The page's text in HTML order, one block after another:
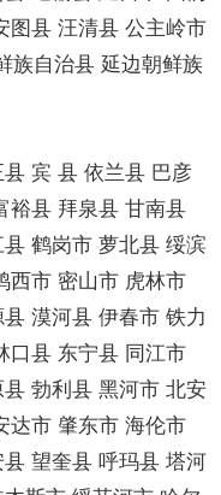
图县 汪清县 公主岭市
族自治县 延边朝鲜族
宾 县 依兰县 巴彦
裕县 拜泉县 甘南县
鹤岗市 萝北县 绥滨
西市 密山市 虎林市
漠河县 伊春市 铁力
口县 东宁县 同江市
勃利县 黑河市 北安
达市 肇东市 海伦市
望奎县 呼玛县 塔河